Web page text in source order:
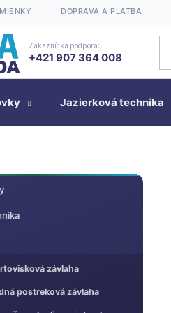
DOPRAVA A PLATBA
Zákaznícka podpora:
+421 907 364 008
Jazierková technika
závlaha
postreková závlaha